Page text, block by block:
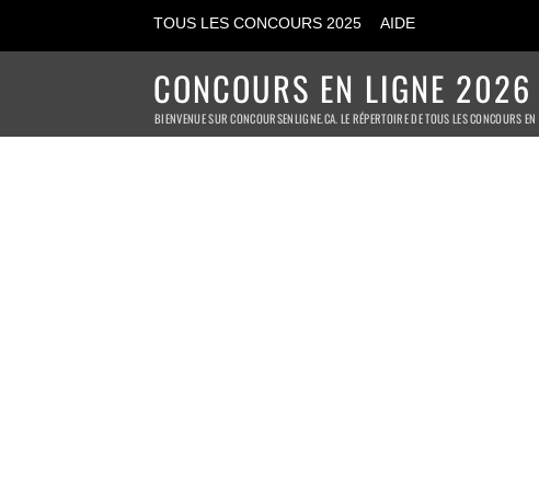
TOUS LES CONCOURS 2025 AIDE
CONCOURS EN LIGNE
BIENVENUE SUR CONCOURSENLIGNE.CA. LE RÉPERTOIRE DE TOUS LES